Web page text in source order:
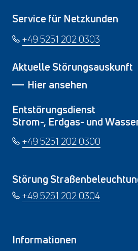
Service für Netzkunden
+49 5251 202 0303
Aktuelle Störungsauskunft
Hier ansehen
Entstörungsdienst
Strom-, Erdgas- und
+49 5251 202 0300
Störung
+49 5251 202 0304
Informationen